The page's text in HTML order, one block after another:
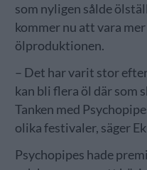
som nyligen sålde
kommer nu att vara
ölproduktionen.
– Det har varit stor
kan bli flera öl där som
Tanken med
olika festivaler, säger
Psychopipes hade